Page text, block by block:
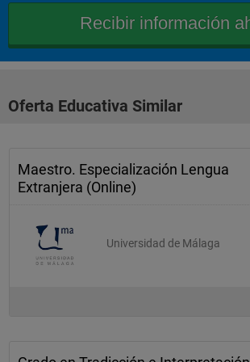
Asignaturas
Obligatorias
traducción
traducción 1 b/a (inglés
traducción 1 b/a (francés
Oferta Educativa Similar
Maestro. Especialización Lengua
Extranjera (Online)
Universidad de Málaga